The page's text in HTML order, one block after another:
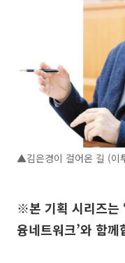
▲김은경이 걸어온 길 (이
※본 기획 시리즈는
융네트워크’와 함께